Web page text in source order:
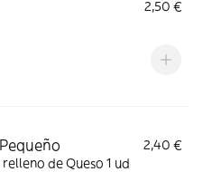
2,50 €
2,40 €
de Queso 1 ud